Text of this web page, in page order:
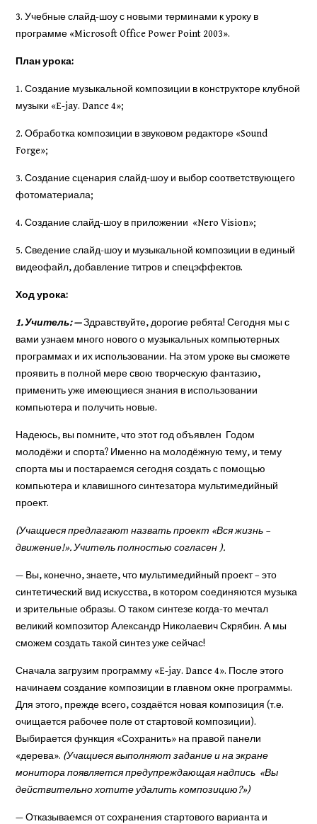
3. Учебные слайд-шоу с новыми терминами к уроку в
программе «Microsoft Office Power Point 2003».
План урока:
1. Создание музыкальной композиции в конструкторе клубной
музыки «E-jay. Dance 4»;
2. Обработка композиции в звуковом редакторе «Sound
Forge»;
3. Создание сценария слайд-шоу и выбор соответствующего
фотоматериала;
4. Создание слайд-шоу в приложении «Nero Vision»;
5. Сведение слайд-шоу и музыкальной композиции в единый
видеофайл, добавление титров и спецэффектов.
Ход урока:
1. Учитель: —Здравствуйте, дорогие ребята! Сегодня мы с
вами узнаем много нового о музыкальных компьютерных
программах и их использовании. На этом уроке вы сможете
проявить в полной мере свою творческую фантазию,
применить уже имеющиеся знания в использовании
компьютера и получить новые.
Надеюсь, вы помните, что этот год объявлен Годом
молодёжи и спорта? Именно на молодёжную тему, и тему
спорта мы и постараемся сегодня создать с помощью
компьютера и клавишного синтезатора мультимедийный
проект.
(Учащиеся предлагают назвать проект «Вся жизнь –
движение!». Учитель полностью согласен ).
— Вы, конечно, знаете, что мультимедийный проект – это
синтетический вид искусства, в котором соединяются музыка
и зрительные образы. О таком синтезе когда-то мечтал
великий композитор Александр Николаевич Скрябин. А мы
сможем создать такой синтез уже сейчас!
Сначала загрузим программу «E-jay. Dance 4». После этого
начинаем создание композиции в главном окне программы.
Для этого, прежде всего, создаётся новая композиция (т.е.
очищается рабочее поле от стартовой композиции).
Выбирается функция «Сохранить» на правой панели
«дерева». (Учащиеся выполняют задание и на экране
монитора появляется предупреждающая надпись «Вы
действительно хотите удалить композицию?»)
— Отказываемся от сохранения стартового варианта и